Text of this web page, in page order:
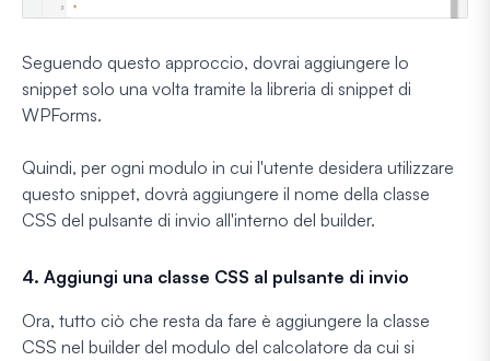
Seguendo questo approccio, dovrai aggiungere lo
snippet solo una volta tramite la libreria di snippet di
WPForms.
Quindi, per ogni modulo in cui l'utente desidera utilizzare
questo snippet, dovrà aggiungere il nome della classe
CSS del pulsante di invio all'interno del builder.
4. Aggiungi una classe CSS al pulsante di invio
Ora, tutto ciò che resta da fare è aggiungere la classe
CSS nel builder del modulo del calcolatore da cui si